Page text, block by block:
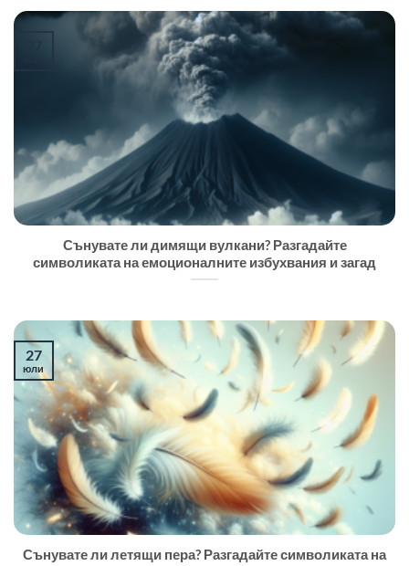
Сънувате ли димящи вулкани? Разгадайте
символиката на емоционалните избухвания и загад
Сънувате ли летящи пера? Разгадайте символиката на
27
юли